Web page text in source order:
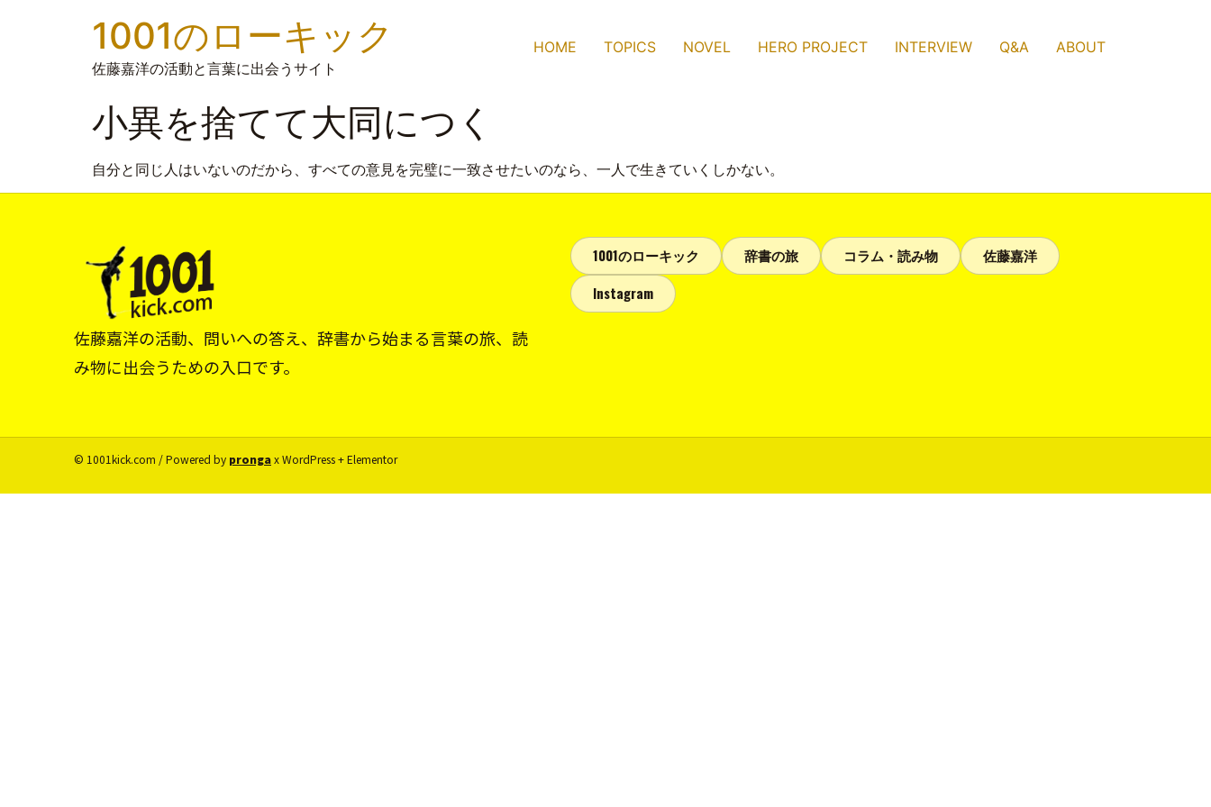
1001のローキック
佐藤嘉洋の活動と言葉に出会うサイト
HOME TOPICS NOVEL HERO PROJECT INTERVIEW Q&A ABOUT
小異を捨てて大同につく
自分と同じ人はいないのだから、すべての意見を完璧に一致させたいのなら、一人で生きていくしかない。
佐藤嘉洋の活動、問いへの答え、辞書から始まる言葉の旅、読
み物に出会うための入口です。
1001のローキック 辞書の旅 コラム・読み物
佐藤嘉洋
Instagram
© 1001kick.com / Powered by prongax WordPress + Elementor